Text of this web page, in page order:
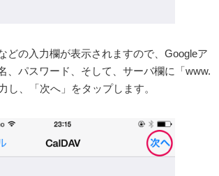
どの入力欄が表示されますので、Googleア
、パスワード、そして、サーバ欄に「www.
し、「次へ」をタップします。